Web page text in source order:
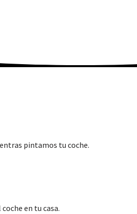
pintamos tu coche.
en tu casa.